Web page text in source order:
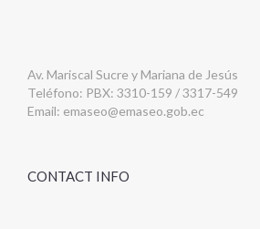
Av. Mariscal Sucre y Mariana de Jesús
Teléfono: PBX: 3310-159 / 3317-549
Email: emaseo@emaseo.gob.ec
CONTACT INFO